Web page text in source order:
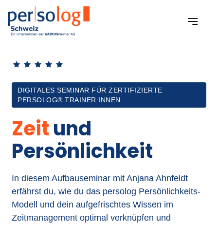
DIGITALES SEMINAR FÜR ZERTIFIZIERTE
PERSOLOG® TRAINER:INNEN
Zeit
Persönlichkeit
In diesem Aufbauseminar mit Anjana Ahnfeldt
erfährst du, wie du das persolog Persönlichkeits-
Modell und dein aufgefrischtes Wissen im
Zeitmanagement optimal verknüpfen und